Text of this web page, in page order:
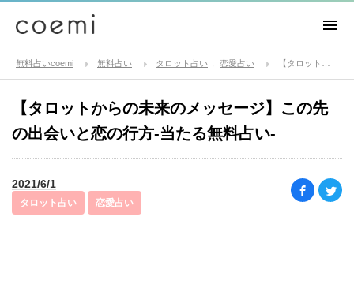
無料占いcoemi 無料占い タロット占い 恋愛占い
【タロットからの未来のメッセージ】この先
の出会いと恋の行方-当たる無料占い-
2021/6/1
タロット占い 恋愛占い